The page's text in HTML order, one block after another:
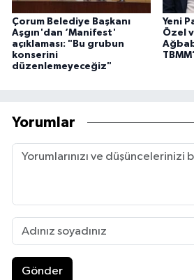
Çorum Belediye Başkanı
Aşgın'dan ‘Manifest'
açıklaması: "Bu grubun
konserini
düzenlemeyeceğiz"
Yeni
Özel
Yorumlar
Gönder